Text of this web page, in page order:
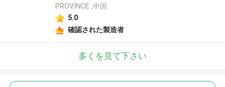
PROVINCE ,中国
5.0
確認された製造者
多くを見て下さい